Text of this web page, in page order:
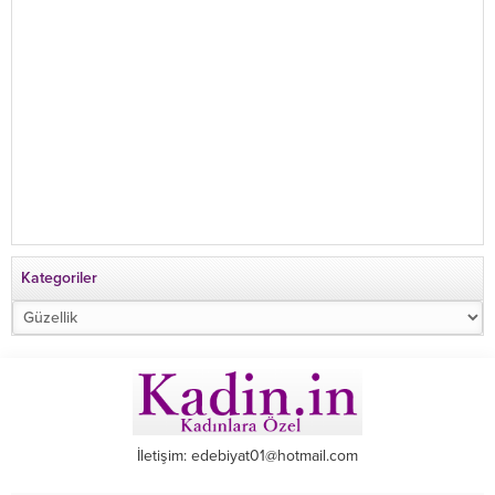
Kategoriler
Kategoriler
İletişim: edebiyat01@hotmail.com